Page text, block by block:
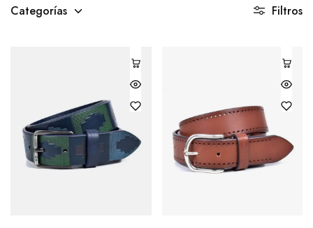
complementos
Categorías Filtros